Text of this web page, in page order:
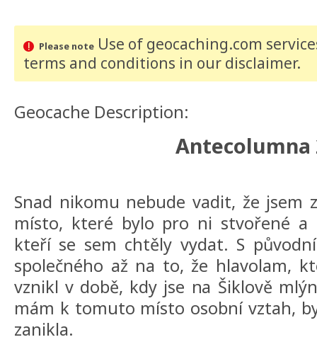
Please noteUse of geocaching.com
terms and conditions in our disclaimer.
Geocache Description:
Antecolumna
Snad nikomu nebude vadit, že jsem
místo, které bylo pro ni stvořené a
kteří se sem chtěly vydat. S
společného až na to, že hlavolam,
vznikl v době, kdy jse na Šiklově
mám k tomuto místo osobní vztah,
zanikla.